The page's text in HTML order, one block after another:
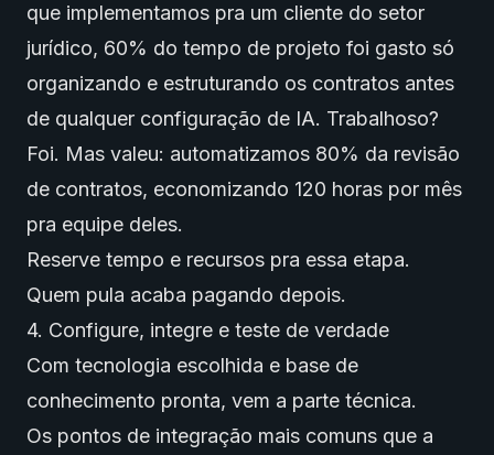
que implementamos pra um cliente do setor
jurídico, 60% do tempo de projeto foi gasto só
organizando e estruturando os contratos antes
de qualquer configuração de IA. Trabalhoso?
Foi. Mas valeu: automatizamos 80% da revisão
de contratos, economizando 120 horas por mês
pra equipe deles.
Reserve tempo e recursos pra essa etapa.
Quem pula acaba pagando depois.
4. Configure, integre e teste de verdade
Com tecnologia escolhida e base de
conhecimento pronta, vem a parte técnica.
Os pontos de integração mais comuns que a